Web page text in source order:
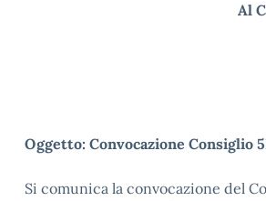
Al
Oggetto: Convocazione Consiglio
Si comunica la convocazione del